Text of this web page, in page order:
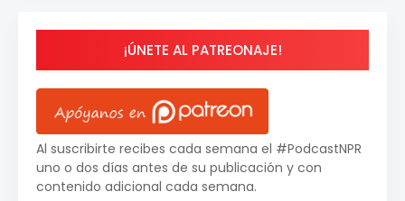
¡ÚNETE AL PATREONAJE!
Al suscribirte recibes cada semana el #PodcastNPR
uno o dos días antes de su publicación y con
contenido adicional cada semana.